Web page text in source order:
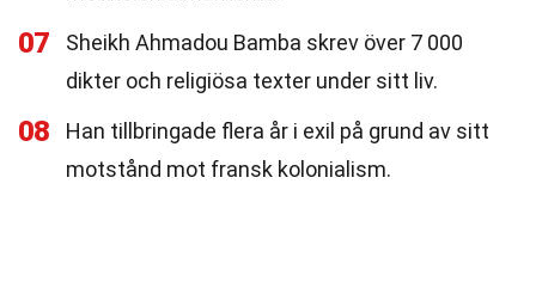
07
Sheikh Ahmadou Bamba skrev över 7 000
dikter och religiösa texter under sitt liv.
08
Han tillbringade flera år i exil på grund av sitt
motstånd mot fransk kolonialism.